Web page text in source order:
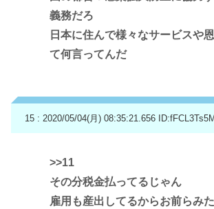
義務だろ
日本に住んで様々なサービスや
て何言ってんだ
15 : 2020/05/04(月) 08:35:21.656 ID:fFCL3Ts5M
>>11
その分税金払ってるじゃん
雇用も産出してるからお前らみ